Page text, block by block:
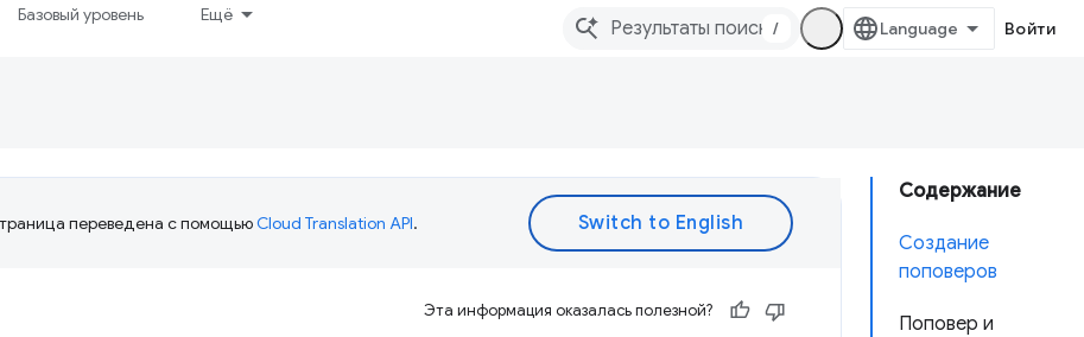
Базовый уровень Ещё
/ Войти
Содержание
Создание
поповеров
Поповер и
переведена с помощьюCloud Translation API.
Эта информация оказалась полезной?